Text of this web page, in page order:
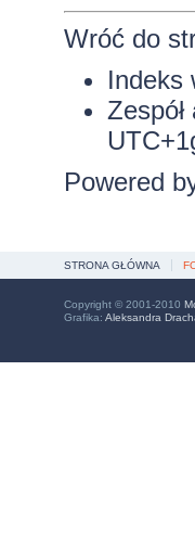
Wróć do
Indeks
Powered
STRONA GŁÓWNA
Copyright © 2001-2010
Grafika: Aleksandra